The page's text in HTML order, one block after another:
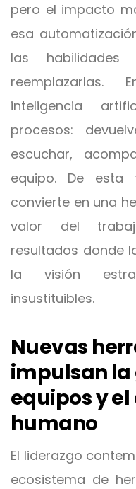
pero el impacto
esa
las
inteligencia
procesos:
escuchar,
equipo. De esta
convierte en una
valor del
resultados donde
la visión
insustituibles.
Nuevas
impulsan la
equipos y
humano
El liderazgo
ecosistema de